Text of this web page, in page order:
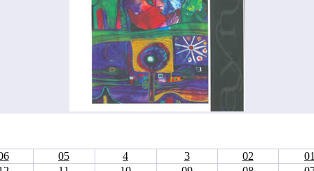
02
3
4
05